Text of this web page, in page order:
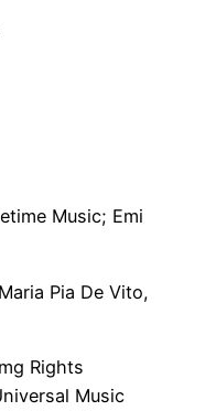
Music; Emi
Pia De Vito,
Rights
Music